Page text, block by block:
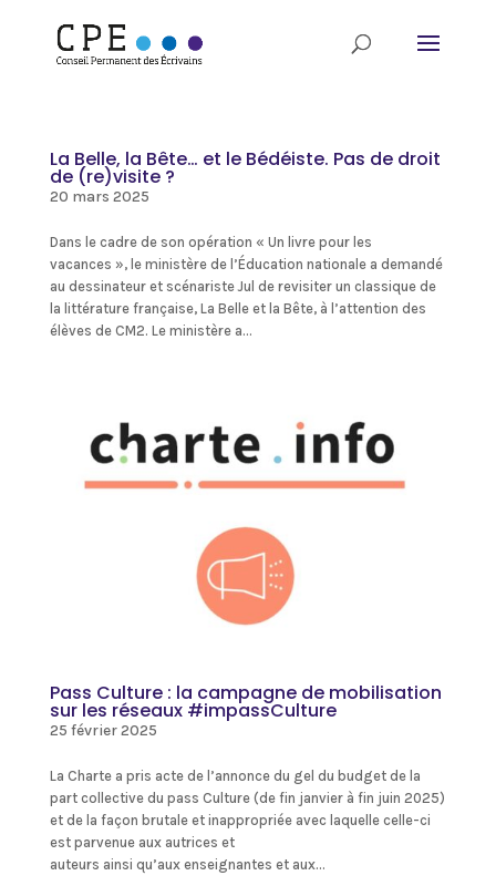
La Belle, la Bête… et le Bédéiste. Pas de droit
de (re)visite ?
20 mars 2025
Dans le cadre de son opération « Un livre pour les
vacances », le ministère de l’Éducation nationale a demandé
au dessinateur et scénariste Jul de revisiter un classique de
la littérature française, La Belle et la Bête, à l’attention des
élèves de CM2. Le ministère a...
Pass Culture : la campagne de mobilisation
sur les réseaux #impassCulture
25 février 2025
La Charte a pris acte de l’annonce du gel du budget de la
part collective du pass Culture (de fin janvier à fin juin 2025)
et de la façon brutale et inappropriée avec laquelle celle-ci
est parvenue aux autrices et
auteurs ainsi qu’aux enseignantes et aux...